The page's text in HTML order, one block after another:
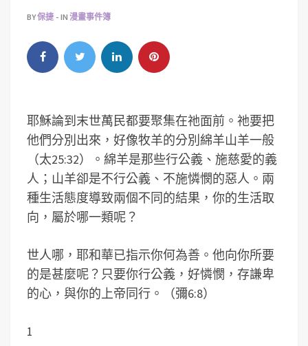
BY保捷 IN 漫畫事件簿
耶穌論到末世萬民都要聚集在祂面前。祂要把
他們分別出來，好像牧羊的分別綿羊山羊一般
（太25:32）。綿羊是那些行公義、施慈愛的義
人；山羊卻是不行公義、不施憐憫的惡人。兩
種生活態度導致兩個不同的結果，你的生活取
向，屬於哪一類呢？
世人哪，耶和華已指示你何為善。他向你所要
的是甚麼呢？只要你行公義，好憐憫，存謙卑
的心，與你的上帝同行。（彌6:8）
1